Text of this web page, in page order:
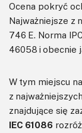
Ocena pokryć
Najważniejsze z
746 E. Norma
46058 i obecnie
W tym miejscu
z
znajdujące się
IEC 61086